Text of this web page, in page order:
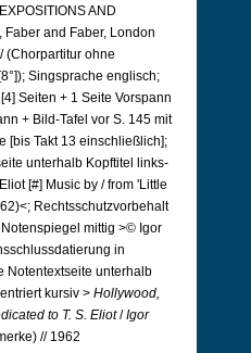
AND
Faber and Faber, London
(Chorpartitur ohne
Singsprache englisch;
Seiten + 1 Seite Vorspann
+ Bild-Tafel vor S. 145 mit
[bis Takt 13 einschließlich];
unterhalb Kopftitel links-
[#] Music by / from 'Little
Rechtsschutzvorbehalt
mittig >© Igor
in
Notentextseite unterhalb
kursiv > Hollywood,
to T. S. Eliot/Igor
// 1962